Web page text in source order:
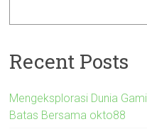
Recent Posts
Mengeksplorasi Dunia
Batas Bersama okto88